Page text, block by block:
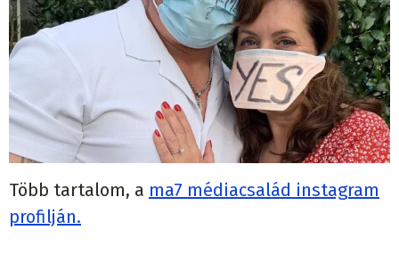
Több tartalom, a ma7 médiacsalád instagram
profilján.